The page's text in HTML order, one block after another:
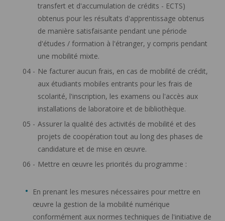
transfert et d'accumulation de crédits - ECTS)
obtenus pour les résultats d'apprentissage obtenus
de manière satisfaisante pendant une période
d'études / formation à l'étranger, y compris pendant
une mobilité mixte.
Ne facturer aucun frais, en cas de mobilité de crédit,
aux étudiants mobiles entrants pour les frais de
scolarité, l'inscription, les examens ou l'accès aux
installations de laboratoire et de bibliothèque.
Assurer la qualité des activités de mobilité et des
projets de coopération tout au long des phases de
candidature et de mise en œuvre.
Mettre en œuvre les priorités du programme :
En prenant les mesures nécessaires pour mettre en
œuvre la gestion de la mobilité numérique
conformément aux normes techniques de l'initiative de